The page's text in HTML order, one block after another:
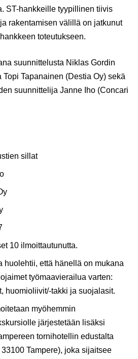
ST-hankkeille tyypillinen tiivis
rakentamisen välillä on jatkunut
toteutukseen.
suunnittelusta Niklas Gordin
Topi Tapanainen (Destia Oy) sekä
suunnittelija Janne Iho (Concari
sillat
10 ilmoittautunutta.
huolehtii, että hänellä on mukana
työmaavierailua varten:
huomioliivit/-takki ja suojalasit.
myöhemmin
järjestetään lisäksi
tornihotellin edustalta
Tampere), joka sijaitsee